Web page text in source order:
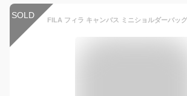
SOLD